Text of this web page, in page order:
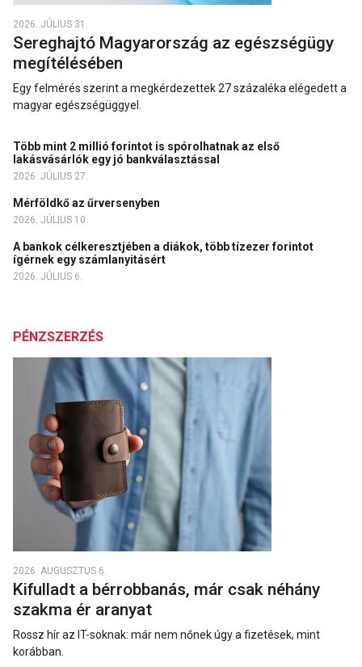
2026. JÚLIUS 31.
Sereghajtó Magyarország az egészségügy
megítélésében
Egy felmérés szerint a megkérdezettek 27 százaléka elégedett a
magyar egészségüggyel.
Több mint 2 millió forintot is spórolhatnak az első
lakásvásárlók egy jó bankválasztással
2026. JÚLIUS 27.
Mérföldkő az űrversenyben
2026. JÚLIUS 10.
A bankok célkeresztjében a diákok, több tízezer forintot
ígérnek egy számlanyitásért
2026. JÚLIUS 6.
PÉNZSZERZÉS
2026. AUGUSZTUS 6.
Kifulladt a bérrobbanás, már csak néhány
szakma ér aranyat
Rossz hír az IT-soknak: már nem nőnek úgy a fizetések, mint
korábban.